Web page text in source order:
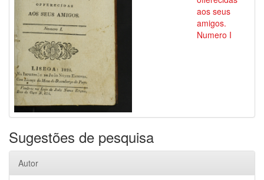
aos seus
amigos.
Numero I
Sugestões de pesquisa
Autor